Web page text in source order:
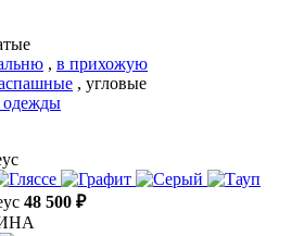
, в прихожую
, угловые
одежды
48 500 ₽